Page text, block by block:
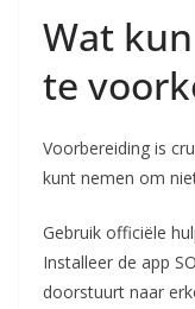
Wat
te
Voorbereiding is
kunt nemen om
Gebruik officiële
Installeer de app
doorstuurt naar